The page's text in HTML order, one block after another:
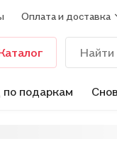
Оплата и доставка
по подаркам